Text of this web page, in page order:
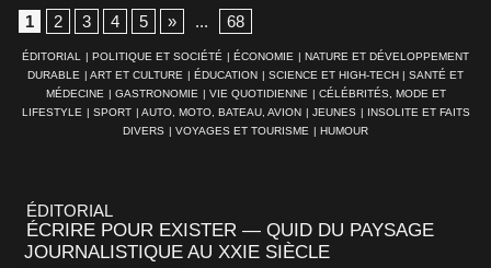
1
2 3 4 5 » ... 68
ÉDITORIAL | POLITIQUE ET SOCIÉTÉ | ÉCONOMIE | NATURE ET DÉVELOPPEMENT
DURABLE | ART ET CULTURE | ÉDUCATION | SCIENCE ET HIGH-TECH | SANTÉ ET
MÉDECINE | GASTRONOMIE | VIE QUOTIDIENNE | CÉLÉBRITÉS, MODE ET
LIFESTYLE | SPORT | AUTO, MOTO, BATEAU, AVION | JEUNES | INSOLITE ET FAITS
DIVERS | VOYAGES ET TOURISME | HUMOUR
ÉDITORIAL
ÉCRIRE POUR EXISTER — QUID DU PAYSAGE
JOURNALISTIQUE AU XXIE SIÈCLE